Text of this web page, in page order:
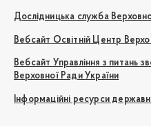
Дослідницька служба
Вебсайт Освітній Центр
Вебсайт Управління з питань
Верховної Ради України
Інформаційні ресурси